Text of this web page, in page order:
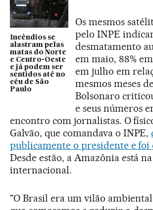
Incêndios se
alastram pelas
matas do Norte
e Centro-Oeste
e já podem ser
sentidos até no
céu de São
Paulo
Os mesmos
pelo INPE
desmatamento
em maio, 88%
em julho em
mesmos meses
Bolsonaro
e seus números
encontro com jornalistas. O
Galvão, que comandava o INPE,
publicamente o presidente e foi
Desde estão, a Amazônia está
internacional.
"O Brasil era um vilão